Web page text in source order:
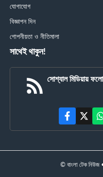
যোগাযোগ
বিজ্ঞাপন দিন
গোপনীয়তা ও নীতিমালা
সাথেই থাকুন!
সোশ্যাল মিডিয়ায়
© বাংলা টেক